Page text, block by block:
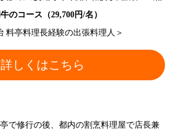
のコース（29,700円/名）
料亭料理長経験の出張料理人＞
詳しくはこちら
で修行の後、都内の割烹料理屋で店長兼